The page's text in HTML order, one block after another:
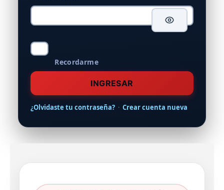
Recordarme
INGRESAR
¿Olvidaste tu contraseña? · Crear cuenta nueva